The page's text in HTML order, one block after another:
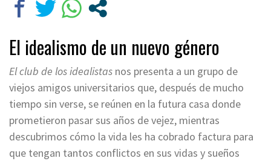
El idealismo de un nuevo género
El club de los idealistas nos presenta a un grupo de
viejos amigos universitarios que, después de mucho
tiempo sin verse, se reúnen en la futura casa donde
prometieron pasar sus años de vejez, mientras
descubrimos cómo la vida les ha cobrado factura para
que tengan tantos conflictos en sus vidas y sueños